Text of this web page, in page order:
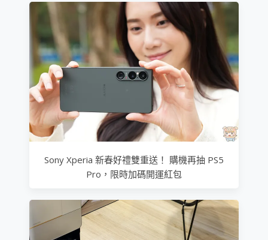
Sony Xperia 新春好禮雙重送！ 購機再抽 PS5
Pro，限時加碼開運紅包